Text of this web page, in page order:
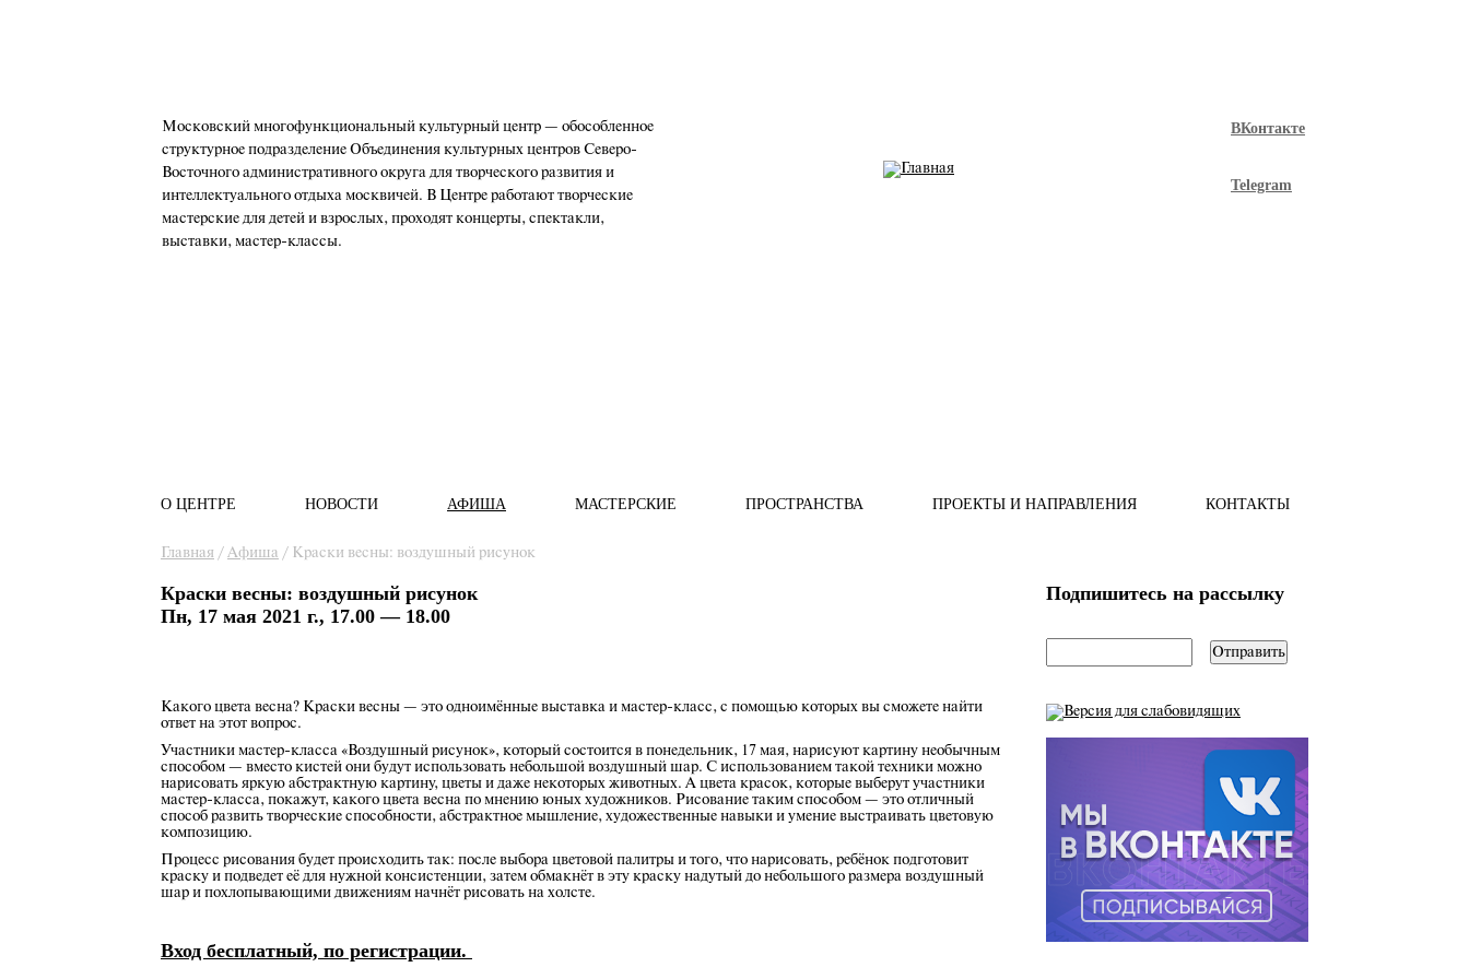
Московский многофункциональный культурный центр — обособленное
структурное подразделение Объединения культурных центров Северо-
Восточного административного округа для творческого развития и
интеллектуального отдыха москвичей. В Центре работают творческие
мастерские для детей и взрослых, проходят концерты, спектакли,
выставки, мастер-классы.
ВКонтакте
Telegram
Главное меню
О ЦЕНТРЕ НОВОСТИ АФИША МАСТЕРСКИЕ ПРОСТРАНСТВА ПРОЕКТЫ И НАПРАВЛЕНИЯ КОНТАКТЫ
Вы здесь
Главная / Афиша / Краски весны: воздушный рисунок
Краски весны: воздушный рисунок
Пн, 17 мая 2021 г., 17.00 — 18.00
Какого цвета весна? Краски весны — это одноимённые выставка и мастер-класс, с помощью которых вы сможете найти
ответ на этот вопрос.
Участники мастер-класса «Воздушный рисунок», который состоится в понедельник, 17 мая, нарисуют картину необычным
способом — вместо кистей они будут использовать небольшой воздушный шар. С использованием такой техники можно
нарисовать яркую абстрактную картину, цветы и даже некоторых животных. А цвета красок, которые выберут участники
мастер-класса, покажут, какого цвета весна по мнению юных художников. Рисование таким способом — это отличный
способ развить творческие способности, абстрактное мышление, художественные навыки и умение выстраивать цветовую
композицию.
Процесс рисования будет происходить так: после выбора цветовой палитры и того, что нарисовать, ребёнок подготовит
краску и подведет её для нужной консистенции, затем обмакнёт в эту краску надутый до небольшого размера воздушный
шар и похлопывающими движениям начнёт рисовать на холсте.
Вход бесплатный, по регистрации.
Подпишитесь на рассылку